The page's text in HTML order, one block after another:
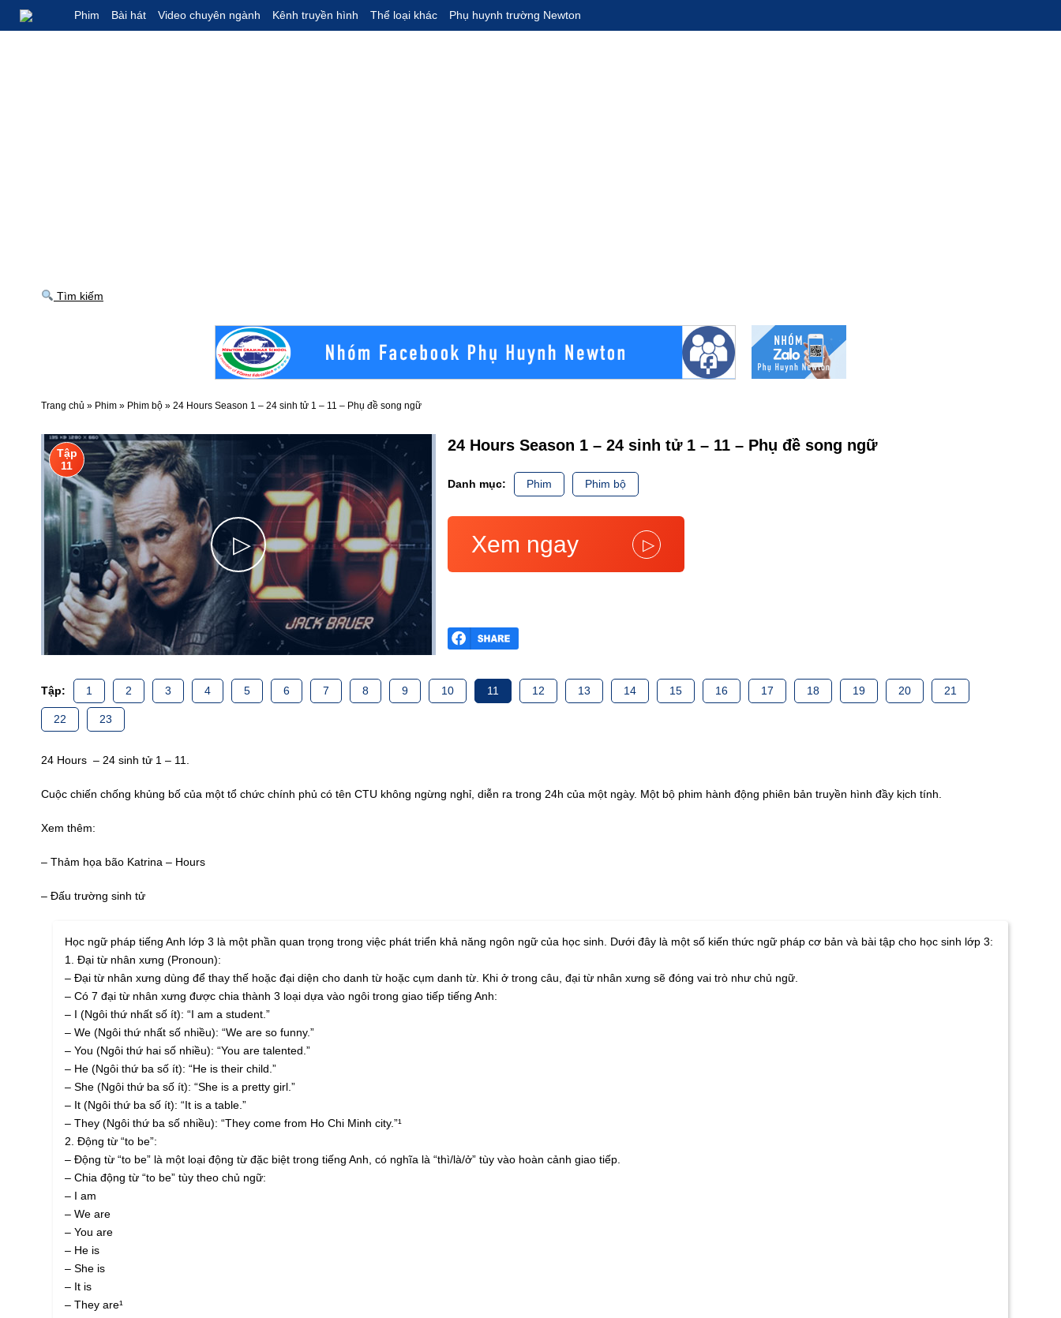
Phim Bài hát Video chuyên ngành Kênh truyền hình Thể loại khác Phụ huynh trường Newton
Tìm kiếm
Trang chủ » Phim » Phim bộ » 24 Hours Season 1 – 24 sinh tử 1 – 11 – Phụ đề song ngữ
▷
Tập
11
24 Hours Season 1 – 24 sinh tử 1 – 11 – Phụ đề song ngữ
Danh mục: Phim Phim bộ
Xem ngay ▷
Tập: 1 2 3 4 5 6 7 8 9 10 11 12 13 14 15 16 17 18 19 20 21
22 23
24 Hours – 24 sinh tử 1 – 11.
Cuộc chiến chống khủng bố của một tổ chức chính phủ có tên CTU không ngừng nghỉ, diễn ra trong 24h của một ngày. Một bộ phim hành động phiên bản truyền hình đầy kịch tính.
Xem thêm:
– Thảm họa bão Katrina – Hours
– Đấu trường sinh tử
Học ngữ pháp tiếng Anh lớp 3 là một phần quan trọng trong việc phát triển khả năng ngôn ngữ của học sinh. Dưới đây là một số kiến thức ngữ pháp cơ bản và bài tập cho học sinh lớp 3:
1. Đại từ nhân xưng (Pronoun):
– Đại từ nhân xưng dùng để thay thế hoặc đại diện cho danh từ hoặc cụm danh từ. Khi ở trong câu, đại từ nhân xưng sẽ đóng vai trò như chủ ngữ.
– Có 7 đại từ nhân xưng được chia thành 3 loại dựa vào ngôi trong giao tiếp tiếng Anh:
– I (Ngôi thứ nhất số ít): “I am a student.”
– We (Ngôi thứ nhất số nhiều): “We are so funny.”
– You (Ngôi thứ hai số nhiều): “You are talented.”
– He (Ngôi thứ ba số ít): “He is their child.”
– She (Ngôi thứ ba số ít): “She is a pretty girl.”
– It (Ngôi thứ ba số ít): “It is a table.”
– They (Ngôi thứ ba số nhiều): “They come from Ho Chi Minh city.”¹
2. Động từ “to be”:
– Động từ “to be” là một loại động từ đặc biệt trong tiếng Anh, có nghĩa là “thì/là/ở” tùy vào hoàn cảnh giao tiếp.
– Chia động từ “to be” tùy theo chủ ngữ:
– I am
– We are
– You are
– He is
– She is
– It is
– They are¹